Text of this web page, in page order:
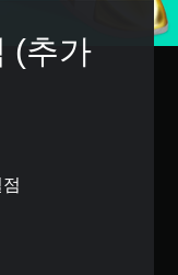
(추가